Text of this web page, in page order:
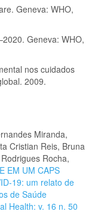
Geneva: WHO,
Geneva: WHO,
nos cuidados
2009.
Miranda,
Cristian Reis, Bruna
Rocha,
EM UM CAPS
19: um relato de
de Saúde
Health: v. 16 n. 50